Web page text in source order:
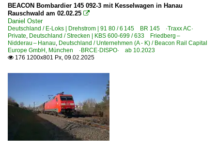
BEACON Bombardier 145 092-3 mit Kesselwagen in Hanau
Rauschwald am 02.02.25 
Daniel Oster
Deutschland / E-Loks | Drehstrom | 91 80 / 6 145 BR 145 ·Traxx AC·
Private, Deutschland / Strecken | KBS 600-699 / 633 Friedberg –
Nidderau – Hanau, Deutschland / Unternehmen (A - K) / Beacon Rail Capital
Europe GmbH, München ·BRCE·DISPO· ab 10.2023
 176 1200x801 Px, 09.02.2025